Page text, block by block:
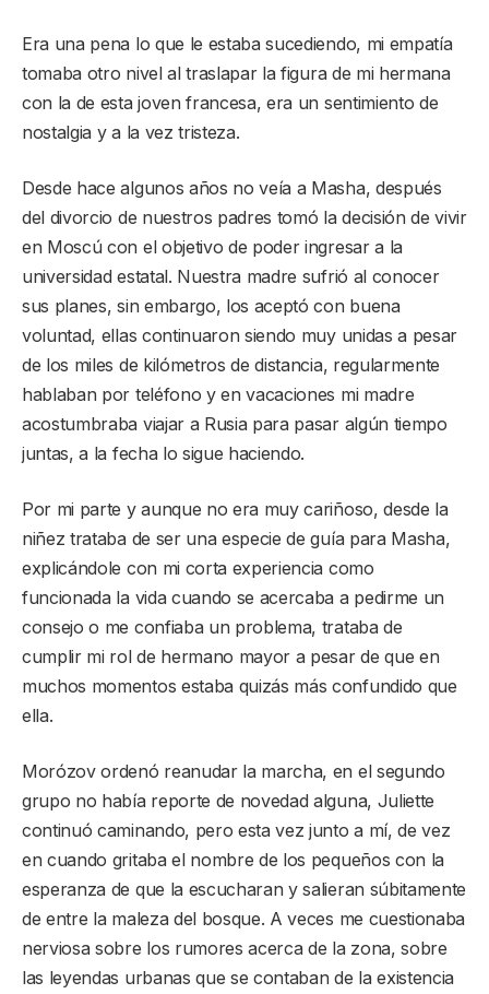
Era una pena lo que le estaba sucediendo, mi empatía
tomaba otro nivel al traslapar la figura de mi hermana
con la de esta joven francesa, era un sentimiento de
nostalgia y a la vez tristeza.
Desde hace algunos años no veía a Masha, después
del divorcio de nuestros padres tomó la decisión de vivir
en Moscú con el objetivo de poder ingresar a la
universidad estatal. Nuestra madre sufrió al conocer
sus planes, sin embargo, los aceptó con buena
voluntad, ellas continuaron siendo muy unidas a pesar
de los miles de kilómetros de distancia, regularmente
hablaban por teléfono y en vacaciones mi madre
acostumbraba viajar a Rusia para pasar algún tiempo
juntas, a la fecha lo sigue haciendo.
Por mi parte y aunque no era muy cariñoso, desde la
niñez trataba de ser una especie de guía para Masha,
explicándole con mi corta experiencia como
funcionada la vida cuando se acercaba a pedirme un
consejo o me confiaba un problema, trataba de
cumplir mi rol de hermano mayor a pesar de que en
muchos momentos estaba quizás más confundido que
ella.
Morózov ordenó reanudar la marcha, en el segundo
grupo no había reporte de novedad alguna, Juliette
continuó caminando, pero esta vez junto a mí, de vez
en cuando gritaba el nombre de los pequeños con la
esperanza de que la escucharan y salieran súbitamente
de entre la maleza del bosque. A veces me cuestionaba
nerviosa sobre los rumores acerca de la zona, sobre
las leyendas urbanas que se contaban de la existencia